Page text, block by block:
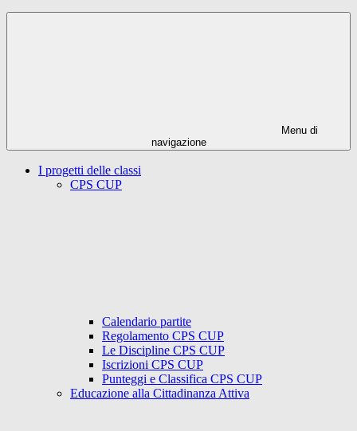
Menu di
navigazione
I progetti delle classi
CPS CUP
Calendario partite
Regolamento CPS CUP
Le Discipline CPS CUP
Iscrizioni CPS CUP
Punteggi e Classifica CPS CUP
Educazione alla Cittadinanza Attiva